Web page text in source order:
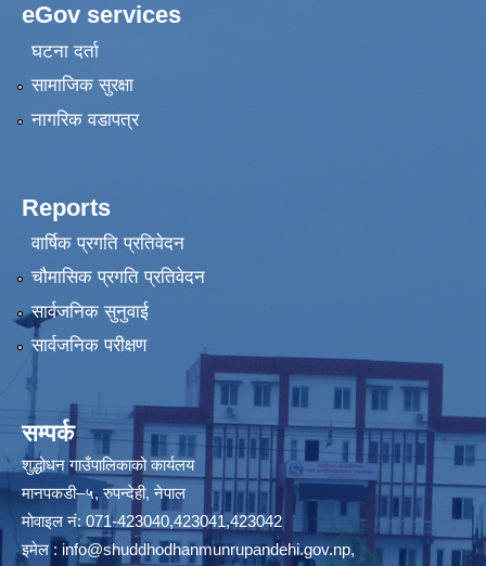
eGov services
घटना दर्ता
सामाजिक सुरक्षा
नागरिक वडापत्र
Reports
वार्षिक प्रगति प्रतिवेदन
चौमासिक प्रगति प्रतिवेदन
सार्वजनिक सुनुवाई
सार्वजनिक परीक्षण
सम्पर्क
शुद्धोधन गाउँपालिकाको कार्यलय
मानपकडी–५, रुपन्देही, नेपाल
मोवाइल नं: 071-423040,423041,423042
इमेल : info@shuddhodhanmunrupandehi.gov.np,